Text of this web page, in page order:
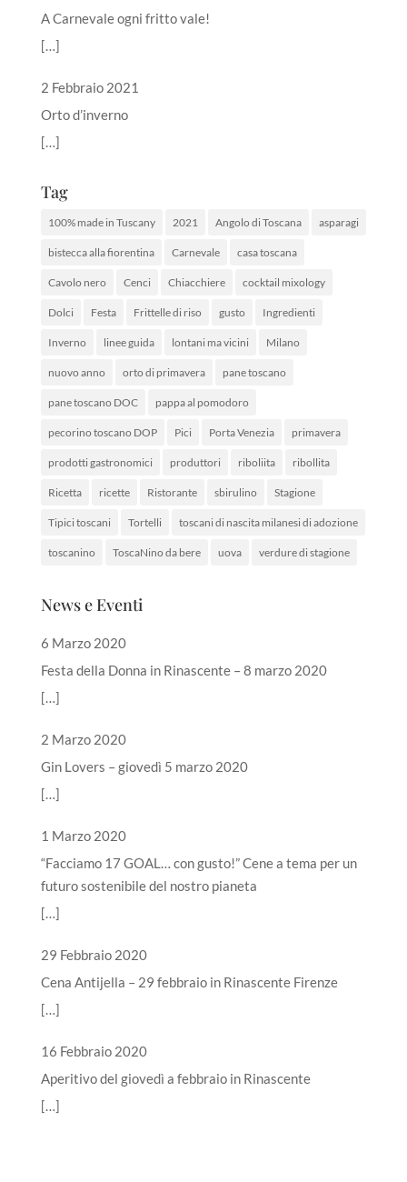
A Carnevale ogni fritto vale!
[…]
2 Febbraio 2021
Orto d’inverno
[…]
Tag
100% made in Tuscany 2021 Angolo di Toscana asparagi
bistecca alla fiorentina Carnevale casa toscana
Cavolo nero Cenci Chiacchiere cocktail mixology
Dolci Festa Frittelle di riso gusto Ingredienti
Inverno linee guida lontani ma vicini Milano
nuovo anno orto di primavera pane toscano
pane toscano DOC pappa al pomodoro
pecorino toscano DOP Pici Porta Venezia primavera
prodotti gastronomici produttori riboliita ribollita
Ricetta ricette Ristorante sbirulino Stagione
Tipici toscani Tortelli toscani di nascita milanesi di adozione
toscanino ToscaNino da bere uova verdure di stagione
News e Eventi
6 Marzo 2020
Festa della Donna in Rinascente – 8 marzo 2020
[…]
2 Marzo 2020
Gin Lovers – giovedì 5 marzo 2020
[…]
1 Marzo 2020
“Facciamo 17 GOAL… con gusto!” Cene a tema per un
futuro sostenibile del nostro pianeta
[…]
29 Febbraio 2020
Cena Antijella – 29 febbraio in Rinascente Firenze
[…]
16 Febbraio 2020
Aperitivo del giovedì a febbraio in Rinascente
[…]